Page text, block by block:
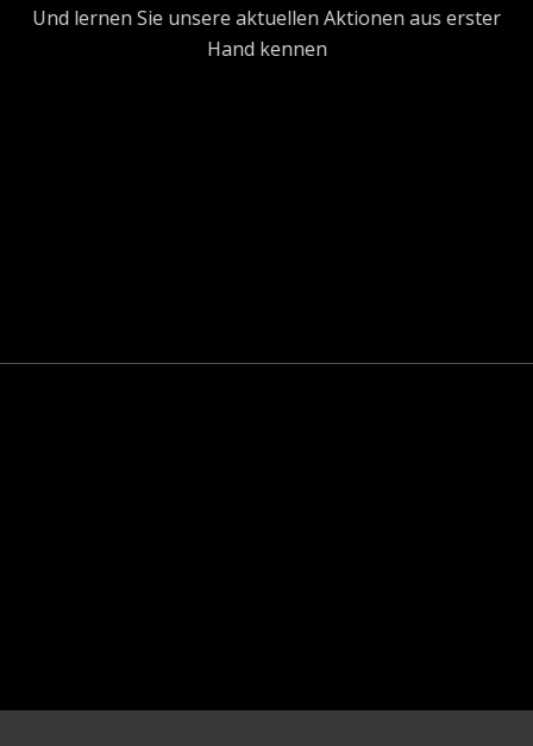
Und lernen Sie unsere aktuellen Aktionen aus erster
Hand kennen